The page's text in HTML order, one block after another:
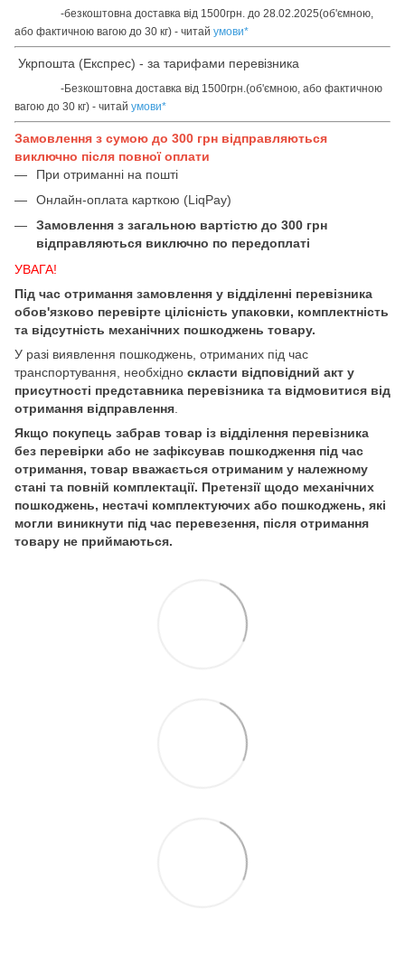
-безкоштовна доставка від 1500грн. до 28.02.2025(об'ємною,
або фактичною вагою до 30 кг) - читай умови*
Укрпошта (Експрес) - за тарифами перевізника
-Безкоштовна доставка від 1500грн.(об'ємною, або фактичною
вагою до 30 кг) - читай умови*
Замовлення з сумою до 300 грн відправляються
виключно після повної оплати
При отриманні на пошті
Онлайн-оплата карткою (LiqPay)
Замовлення з загальною вартістю до 300 грн
відправляються виключно по передоплаті
УВАГА!
Під час отримання замовлення у відділенні перевізника
обов'язково перевірте цілісність упаковки, комплектність
та відсутність механічних пошкоджень товару.
У разі виявлення пошкоджень, отриманих під час
транспортування, необхідно скласти відповідний акт у
присутності представника перевізника та відмовитися від
отримання відправлення
Якщо покупець забрав товар із відділення перевізника
без перевірки або не зафіксував пошкодження під час
отримання, товар вважається отриманим у належному
стані та повній комплектації. Претензії щодо механічних
пошкоджень, нестачі комплектуючих або пошкоджень, які
могли виникнути під час перевезення, після отримання
товару не приймаються.